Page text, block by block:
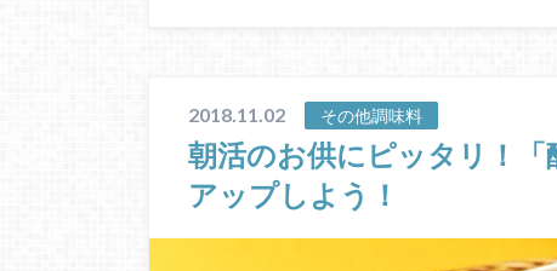
2018.11.02 その他調味料
朝活のお供にピッタリ！
アップしよう！